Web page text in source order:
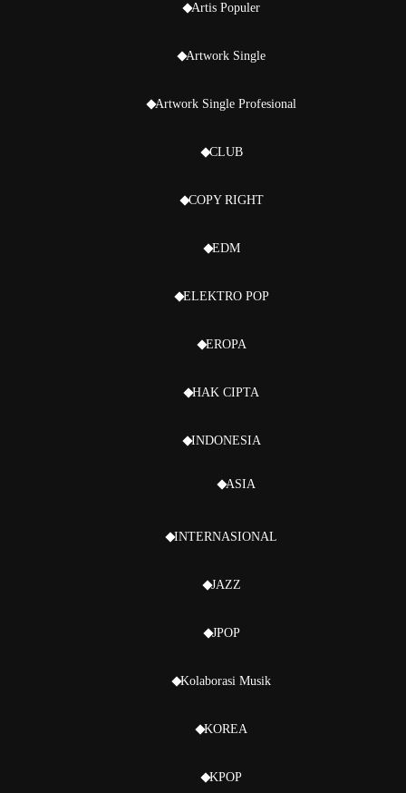
Artis Populer
Artwork Single
Artwork Single Profesional
CLUB
COPY RIGHT
EDM
ELEKTRO POP
EROPA
HAK CIPTA
INDONESIA
ASIA
INTERNASIONAL
JAZZ
JPOP
Kolaborasi Musik
KOREA
KPOP